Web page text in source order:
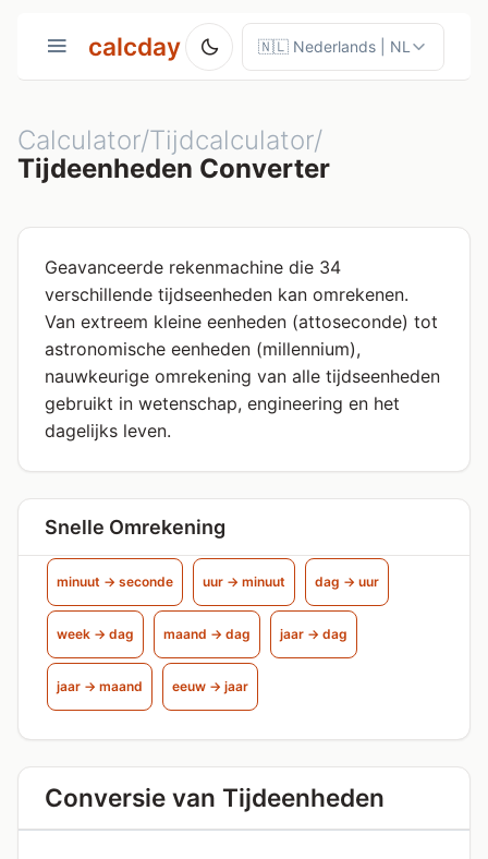
calcday
Calculator/Tijdcalculator/
Tijdeenheden Converter
Geavanceerde rekenmachine die 34
verschillende tijdseenheden kan omrekenen.
Van extreem kleine eenheden (attoseconde) tot
astronomische eenheden (millennium),
nauwkeurige omrekening van alle tijdseenheden
gebruikt in wetenschap, engineering en het
dagelijks leven.
Snelle Omrekening
minuut → seconde uur → minuut dag → uur
week → dag maand → dag jaar → dag
jaar → maand eeuw → jaar
Conversie van Tijdeenheden